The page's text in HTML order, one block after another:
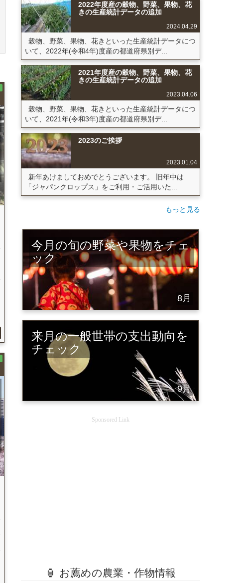
2022年度産の穀物、野菜、果物、花
きの生産統計データの追加
2024.04.29
穀物、野菜、果物、花きといった生産統計データにつ
いて、2022年(令和4年)度産の都道府県別デ...
2021年度産の穀物、野菜、果物、花
きの生産統計データの追加
2023.04.06
穀物、野菜、果物、花きといった生産統計データにつ
いて、2021年(令和3年)度産の都道府県別デ...
2023のご挨拶
2023.01.04
新年あけましておめでとうございます。 旧年中は
「ジャパンクロップス」をご利用・ご活用いた...
もっと見る
今月の旬の野菜や果物をチェ
ック
8月
来月の一般世帯の支出動向を
チェック
9月
Sponsored Link
🏮 お薦めの農業・作物情報